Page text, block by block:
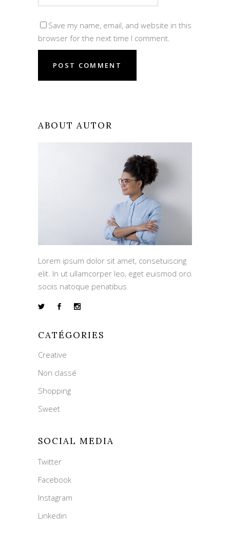
Save my name, email, and website in this
browser for the next time I comment.
ABOUT AUTOR
Lorem ipsum dolor sit amet, consetuiscing
elit. In ut ullamcorper leo, eget euismod orci
sociis natoque penatibus
CATÉGORIES
Creative
Non classé
Shopping
Sweet
SOCIAL MEDIA
Twitter
Facebook
Instagram
Linkedin